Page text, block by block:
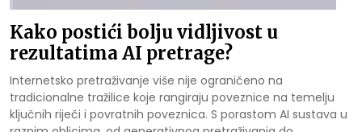
Kako postići bolju vidljivost u
rezultatima AI pretrage?
Internetsko pretraživanje više nije ograničeno na
tradicionalne tražilice koje rangiraju poveznice na temelju
ključnih riječi i povratnih poveznica. S porastom AI sustava u